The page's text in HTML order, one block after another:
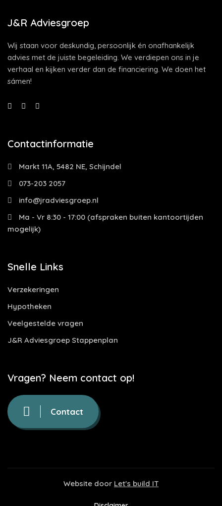
J&R Adviesgroep
Wij staan voor deskundig, persoonlijk én onafhankelijk
advies met de juiste begeleiding. We verdiepen ons in je
verhaal en kijken verder dan de financiering. We doen het
sámen!
Contactinformatie
Markt 11A, 5482 NE, Schijndel
073-203 2057
info@jradviesgroep.nl
Ma - Vr 8:30 - 17:00 (afspraken buiten kantoortijden
mogelijk)
Snelle Links
Verzekeringen
Hypotheken
Veelgestelde vragen
J&R Adviesgroep Stappenplan
Vragen? Neem contact op!
Contact
Website door Let's build IT